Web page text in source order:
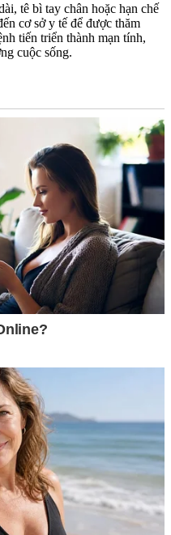
tê bì tay chân hoặc hạn chế
cơ sở y tế để được thăm
tiến triển thành mạn tính,
cuộc sống.